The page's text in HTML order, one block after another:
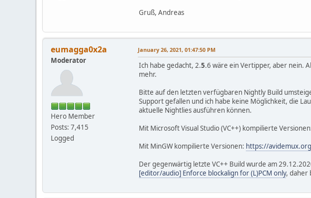
Gruß, Andreas
eumagga0x2a
Moderator
Hero Member
Posts: 7,415
Logged
January 26, 2021, 01:47:50 PM
Ich habe gedacht, 2.5.6 wäre ein Vertipper, aber nein.
mehr.
Bitte auf den letzten verfügbaren Nightly Build
Support gefallen und ich habe keine Möglichkeit, die
aktuelle Nightlies ausführen können.
Mit Microsoft Visual Studio (VC++) kompilierte
Mit MinGW kompilierte Versionen: https://
Der gegenwärtig letzte VC++ Build wurde am
[editor/audio] Enforce blockalign for (L)PCM only, daher